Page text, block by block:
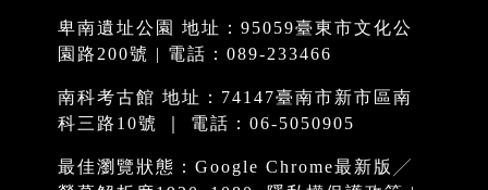
卑南遺址公園 地址：95059臺東市文化公
園路200號 | 電話：089-233466
南科考古館 地址：74147臺南市新市區南
科三路10號 ｜ 電話：06-5050905
最佳瀏覽狀態：Google Chrome最新版╱